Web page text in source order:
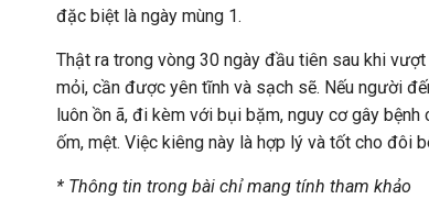
đặc biệt là ngày mùng 1.
Thật ra trong vòng 30 ngày đầu tiên sau khi
mỏi, cần được yên tĩnh và sạch sẽ. Nếu người
luôn ồn ã, đi kèm với bụi bặm, nguy cơ gây bệnh
ốm, mệt. Việc kiêng này là hợp lý và tốt cho đôi
* Thông tin trong bài chỉ mang tính tham khảo